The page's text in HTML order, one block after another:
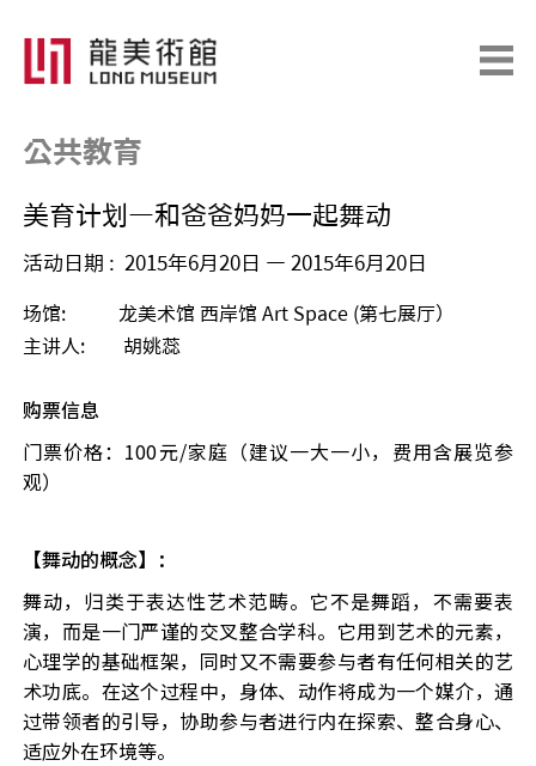
公共教育
美育计划—和爸爸妈妈一起舞动
活动日期 : 2015年6月20日 — 2015年6月20日
场馆: 龙美术馆 西岸馆 Art Space (第七展厅）
主讲人: 胡姚蕊
购票信息
门票价格：100元/家庭（建议一大一小，费用含展览参
观）
【舞动的概念】：
舞动，归类于表达性艺术范畴。它不是舞蹈，不需要表
演，而是一门严谨的交叉整合学科。它用到艺术的元素，
心理学的基础框架，同时又不需要参与者有任何相关的艺
术功底。在这个过程中，身体、动作将成为一个媒介，通
过带领者的引导，协助参与者进行内在探索、整合身心、
适应外在环境等。